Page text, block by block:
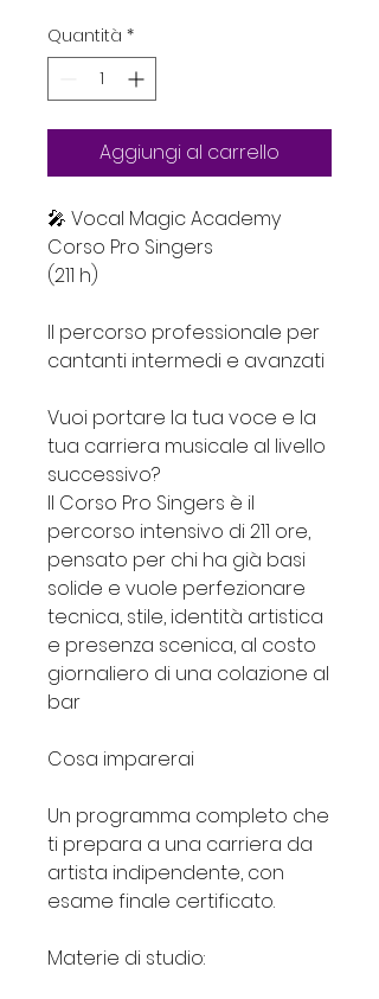
Quantità *
Aggiungi al carrello
🎤 Vocal Magic Academy
Corso Pro Singers
(211 h)
Il percorso professionale per
cantanti intermedi e avanzati
Vuoi portare la tua voce e la
tua carriera musicale al livello
successivo?
Il Corso Pro Singers è il
percorso intensivo di 211 ore,
pensato per chi ha già basi
solide e vuole perfezionare
tecnica, stile, identità artistica
e presenza scenica, al costo
giornaliero di una colazione al
bar
Cosa imparerai
Un programma completo che
ti prepara a una carriera da
artista indipendente, con
esame finale certificato.
Materie di studio: